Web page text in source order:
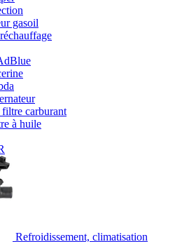
gasoil
filtre carburant
à huile
Refroidissement, climatisation